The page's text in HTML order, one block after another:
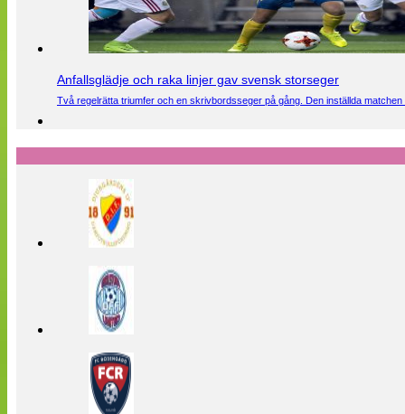
Anfallsglädje och raka linjer gav svensk storseger
Två regelrätta triumfer och en skrivbordsseger på gång. Den inställda